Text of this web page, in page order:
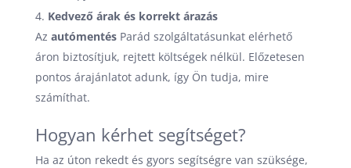
Kedvező árak és korrekt árazás
Az autómentés Parád szolgáltatásunkat elérhető
áron biztosítjuk, rejtett költségek nélkül. Előzetesen
pontos árajánlatot adunk, így Ön tudja, mire
számíthat.
Hogyan kérhet segítséget?
Ha az úton rekedt és gyors segítségre van szüksége,